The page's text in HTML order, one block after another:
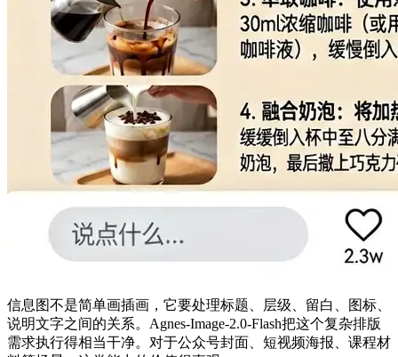
信息图不是简单画插画，它要处理标题、层级、留白、图标、
说明文字之间的关系。Agnes-Image-2.0-Flash把这个复杂排版
需求执行得相当干净。对于公众号封面、短视频海报、课程材